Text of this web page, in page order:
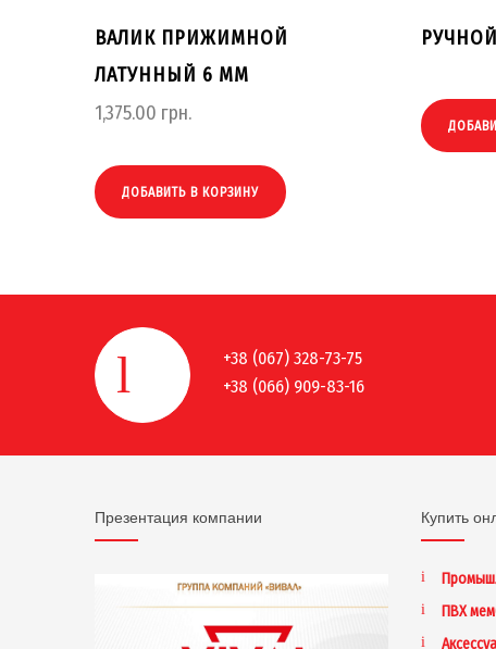
ВАЛИК ПРИЖИМНОЙ
ЛАТУННЫЙ 6 ММ
1,375.00 грн.
ДОБАВИТЬ В КОРЗИНУ
+38 (067) 328-73-75
+38 (066) 909-83-16
Презентация компании Купить
ПВХ